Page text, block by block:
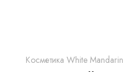
Косметика White Mandarin